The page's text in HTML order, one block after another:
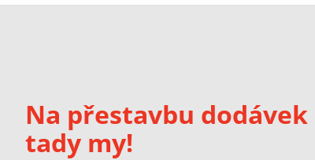
Na přestavbu
tady my!